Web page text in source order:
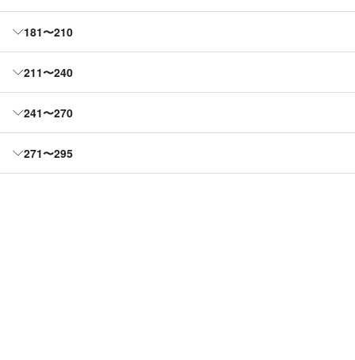
181〜210
211〜240
241〜270
271〜295